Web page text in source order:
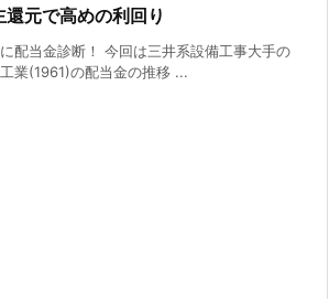
還元で高めの利回り
配当金診断！ 今回は三井系設備工事大手の
業(1961)の配当金の推移 ...